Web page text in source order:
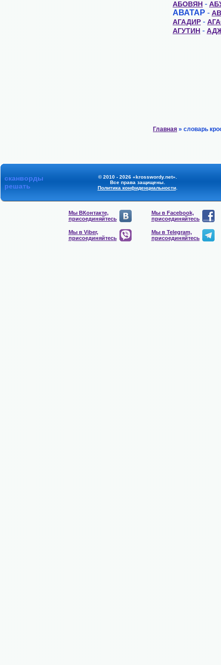
АБОВЯН -
АВАТАР -
АГАДИР -
АГУТИН -
Главная » словарь
сканворды
решать
© 2010 - 2026 «krosswordy.net».
Все права защищены.
Политика конфиденциальности.
Мы ВКонтакте,
присоединяйтесь
Мы в Facebook,
присоединяйтесь
Мы в Viber,
присоединяйтесь
Мы в Telegram,
присоединяйтесь